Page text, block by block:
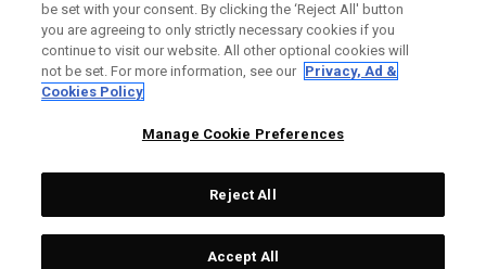
Topgolf Callaway Brands.
All rights reserved.
be set with your consent. By clicking the ‘Reject All' button
you are agreeing to only strictly necessary cookies if you
continue to visit our website. All other optional cookies will
not be set. For more information, see our Privacy, Ad &
Cookies Policy
Manage Cookie Preferences
Reject All
Accept All